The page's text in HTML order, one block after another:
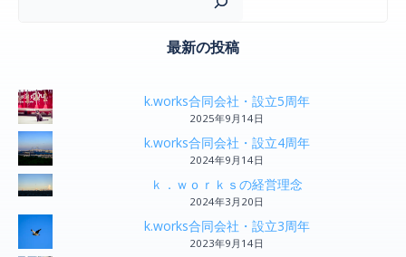
最新の投稿
k.works合同会社・設立5周年
2025年9月14日
k.works合同会社・設立4周年
2024年9月14日
ｋ．ｗｏｒｋｓの経営理念
2024年3月20日
k.works合同会社・設立3周年
2023年9月14日